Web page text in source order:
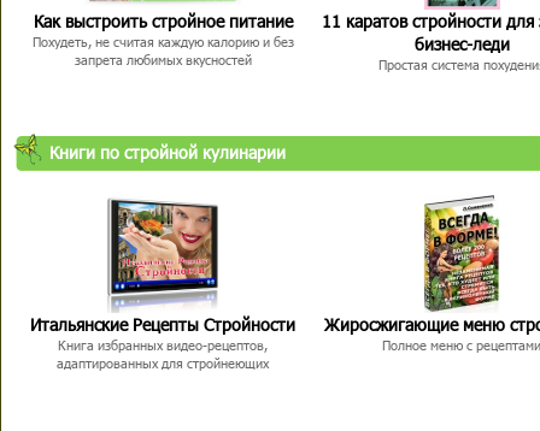
Как выстроить стройное питание
Похудеть, не считая каждую калорию и без
запрета любимых вкусностей
11 каратов стройности для
бизнес-леди
Простая система
Книги по стройной кулинарии
Итальянские Рецепты Стройности
Книга избранных видео-рецептов,
адаптированных для стройнеющих
Жиросжигающие меню
Полное меню с рецептами